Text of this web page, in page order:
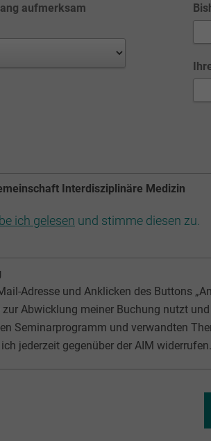
aufmerksam
Interdisziplinäre Medizin
ich gelesen und stimme diesen zu.
Adresse und Anklicken des Buttons
Abwicklung meiner Buchung nutzt
Seminarprogramm und verwandten
jederzeit gegenüber der AIM widerrufen.